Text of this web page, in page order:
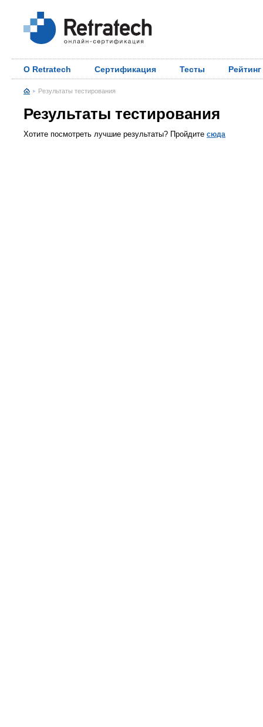
О Retratech Сертификация Тесты Рейтинг
Результаты тестирования
Результаты тестирования
Хотите посмотреть лучшие результаты? Пройдите сюда